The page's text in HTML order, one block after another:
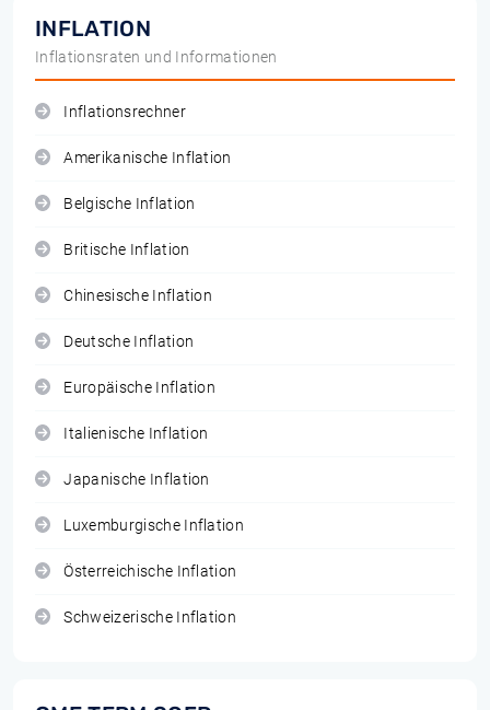
INFLATION
Inflationsraten und Informationen
Inflationsrechner
Amerikanische Inflation
Belgische Inflation
Britische Inflation
Chinesische Inflation
Deutsche Inflation
Europäische Inflation
Italienische Inflation
Japanische Inflation
Luxemburgische Inflation
Österreichische Inflation
Schweizerische Inflation